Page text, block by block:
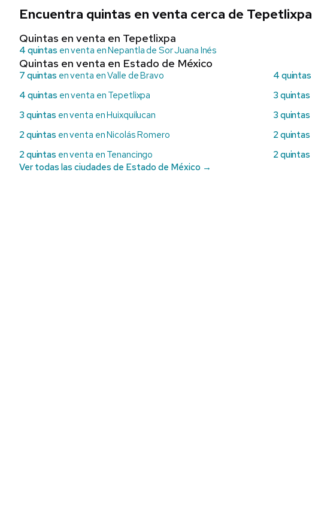
Encuentra quintas en venta cerca de Tepetlixpa
Quintas en venta en Tepetlixpa
4 quintas en venta en Nepantla de Sor Juana Inés
Quintas en venta en Estado de México
7 quintas en venta en Valle de Bravo 4 quintas
4 quintas en venta en Tepetlixpa 3 quintas
3 quintas en venta en Huixquilucan 3 quintas
2 quintas en venta en Nicolás Romero 2 quintas
2 quintas en venta en Tenancingo 2 quintas
Ver todas las ciudades de Estado de México →